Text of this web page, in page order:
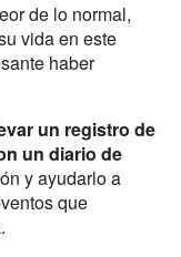
de lo normal,
vida en este
haber
un registro de
un diario de
y ayudarlo a
que